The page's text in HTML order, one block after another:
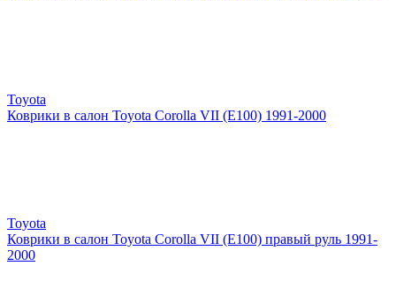
Toyota
Коврики в салон Toyota Corolla VII (E100) 1991-2000
Toyota
Коврики в салон Toyota Corolla VII (E100) правый руль 1991-
2000